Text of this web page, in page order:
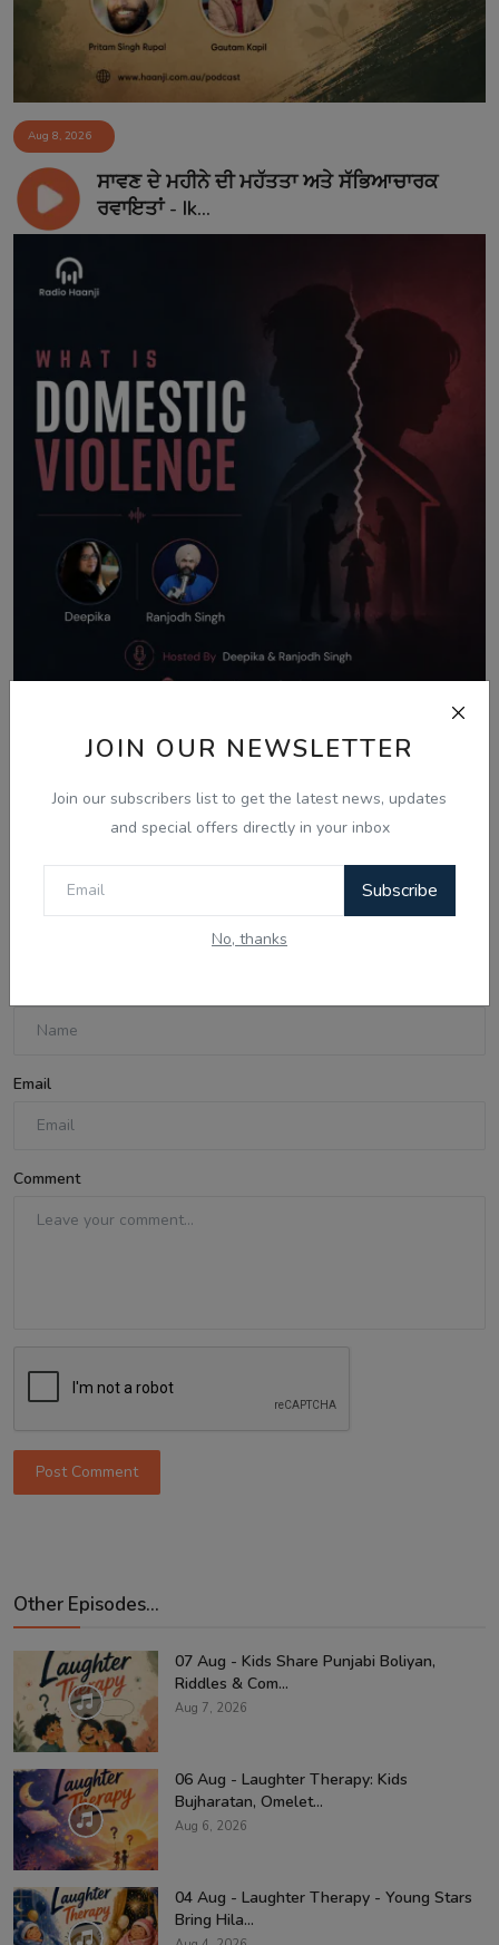
JOIN OUR NEWSLETTER
Join our subscribers list to get the latest news, updates
and special offers directly in your inbox
Subscribe
No, thanks
Aug 8, 2026
ਸਾਵਣ ਦੇ ਮਹੀਨੇ ਦੀ ਮਹੱਤਤਾ ਅਤੇ ਸੱਭਿਆਚਾਰਕ
ਰਵਾਇਤਾਂ - Ik...
Aug 8, 2026
the Warning...
Comments
Email
Comment
Post Comment
Other Episodes...
07 Aug - Kids Share Punjabi Boliyan,
Riddles & Com...
Aug 7, 2026
06 Aug - Laughter Therapy: Kids
Bujharatan, Omelet...
Aug 6, 2026
04 Aug - Laughter Therapy - Young Stars
Bring Hila...